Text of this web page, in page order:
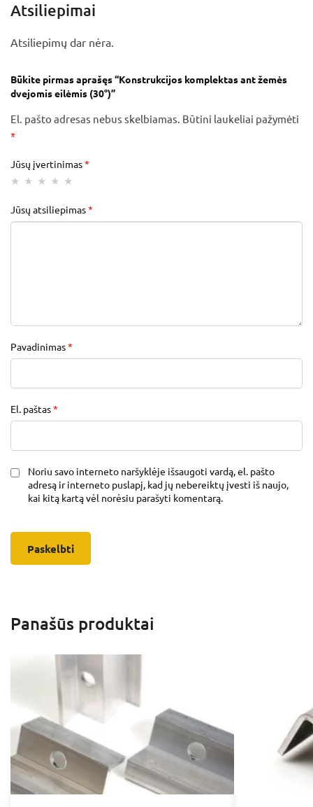
Atsiliepimai
Atsiliepimų dar nėra.
Būkite pirmas aprašęs “Konstrukcijos komplektas ant žemės
dvejomis eilėmis (30°)”
El. pašto adresas nebus skelbiamas. Būtini laukeliai pažymėti
*
Jūsų įvertinimas*
Jūsų atsiliepimas*
Pavadinimas*
El. paštas*
Noriu savo interneto naršyklėje išsaugoti vardą, el. pašto
adresą ir interneto puslapį, kad jų nebereiktų įvesti iš naujo,
kai kitą kartą vėl norėsiu parašyti komentarą.
Panašūs produktai